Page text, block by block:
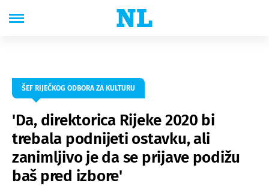
ŠEF RIJEČKOG ODBORA ZA KULTURU
'Da, direktorica Rijeke 2020 bi
trebala podnijeti ostavku, ali
zanimljivo je da se prijave podižu
baš pred izbore'